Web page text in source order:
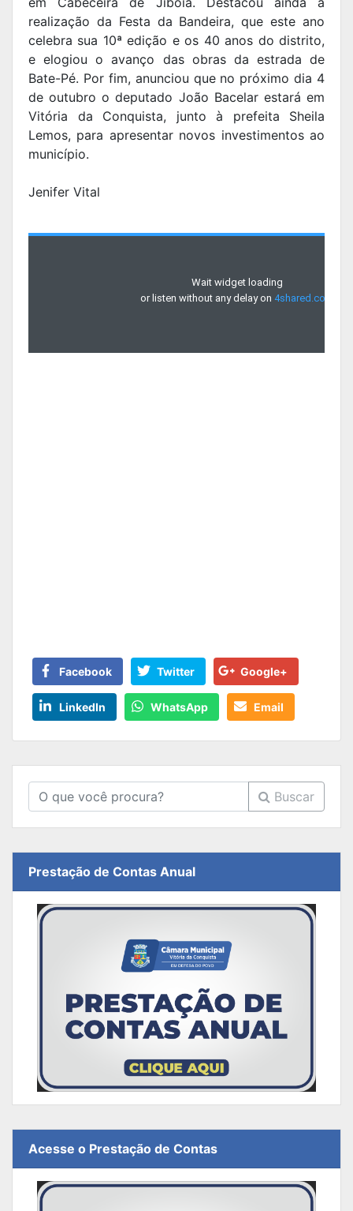
realização da Festa da Bandeira, que este ano
celebra sua 10ª edição e os 40 anos do distrito,
e elogiou o avanço das obras da estrada de
Bate-Pé. Por fim, anunciou que no próximo dia 4
de outubro o deputado João Bacelar estará em
Vitória da Conquista, junto à prefeita Sheila
Lemos, para apresentar novos investimentos ao
município.
Jenifer Vital
Facebook Twitter Google+
LinkedIn WhatsApp Email
Buscar
Prestação de Contas Anual
Acesse o Prestação de Contas